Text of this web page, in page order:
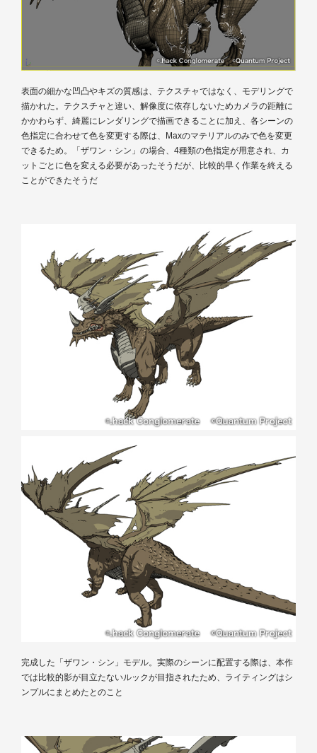
表面の細かな凹凸やキズの質感は、テクスチャではなく、モデリングで
描かれた。テクスチャと違い、解像度に依存しないためカメラの距離に
かかわらず、綺麗にレンダリングで描画できることに加え、各シーンの
色指定に合わせて色を変更する際は、Maxのマテリアルのみで色を変更
できるため。「ザワン・シン」の場合、4種類の色指定が用意され、カ
ットごとに色を変える必要があったそうだが、比較的早く作業を終える
ことができたそうだ
完成した「ザワン・シン」モデル。実際のシーンに配置する際は、本作
では比較的影が目立たないルックが目指されたため、ライティングはシ
ンプルにまとめたとのこと